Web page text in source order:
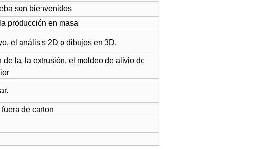
son bienvenidos
producción en masa
el análisis 2D o dibujos en 3D.
la, la extrusión, el moldeo de alivio de
fuera de carton